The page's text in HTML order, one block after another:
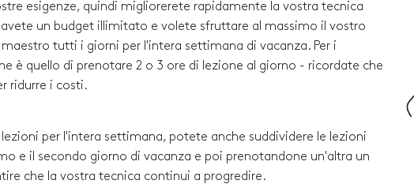
esigenze, quindi migliorerete rapidamente la vostra tecnica
un budget illimitato e volete sfruttare al massimo il vostro
tutti i giorni per l'intera settimana di vacanza. Per i
è quello di prenotare 2 o 3 ore di lezione al giorno - ricordate che
ridurre i costi.
per l'intera settimana, potete anche suddividere le lezioni
e il secondo giorno di vacanza e poi prenotandone un'altra un
che la vostra tecnica continui a progredire.